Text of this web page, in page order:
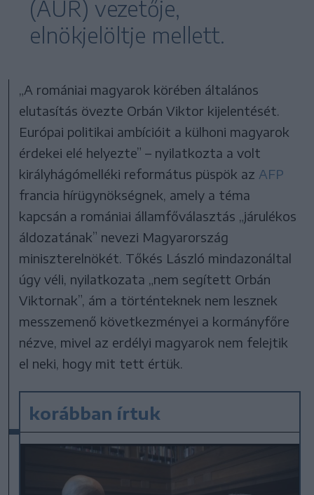
(AUR) vezetője,
elnökjelöltje mellett.
„A romániai magyarok körében általános
elutasítás övezte Orbán Viktor kijelentését.
Európai politikai ambícióit a külhoni magyarok
érdekei elé helyezte” – nyilatkozta a volt
királyhágómelléki református püspök az AFP
francia hírügynökségnek, amely a téma
kapcsán a romániai államfőválasztás „járulékos
áldozatának” nevezi Magyarország
miniszterelnökét. Tőkés László mindazonáltal
úgy véli, nyilatkozata „nem segített Orbán
Viktornak”, ám a történteknek nem lesznek
messzemenő következményei a kormányfőre
nézve, mivel az erdélyi magyarok nem felejtik
el neki, hogy mit tett értük.
korábban írtuk